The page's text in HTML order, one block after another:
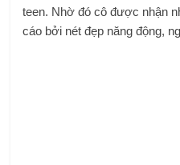
teen. Nhờ đó cô được nhận
cáo bởi nét đẹp năng động,